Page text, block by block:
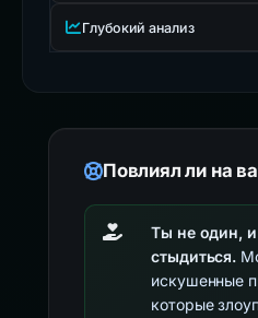
Глубокий анализ
Повлиял ли на
Ты не один, и
стыдиться.
искушенные
которые